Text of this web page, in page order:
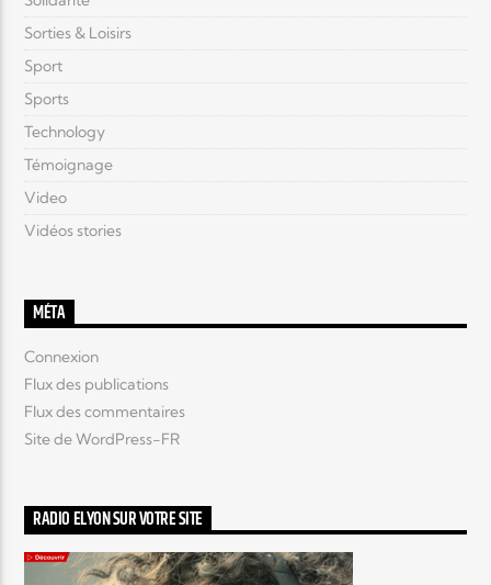
Sorties & Loisirs
Sport
Sports
Technology
Témoignage
Video
Vidéos stories
MÉTA
Connexion
Flux des publications
Flux des commentaires
Site de WordPress-FR
RADIO ELYON SUR VOTRE SITE